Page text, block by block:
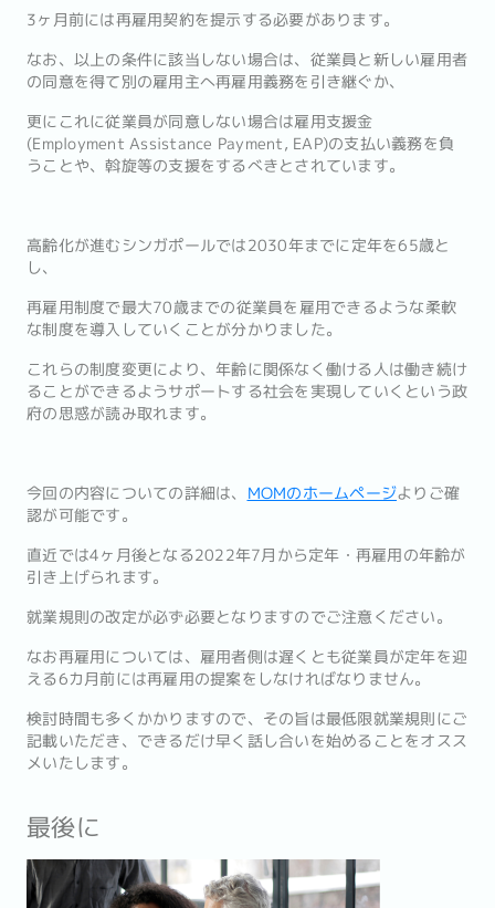
3ヶ月前には再雇用契約を提示する必要があります。
なお、以上の条件に該当しない場合は、従業員と新しい雇用者
の同意を得て別の雇用主へ再雇用義務を引き継ぐか、
更にこれに従業員が同意しない場合は雇用支援金
(Employment Assistance Payment, EAP)の支払い義務を負
うことや、斡旋等の支援をするべきとされています。
高齢化が進むシンガポールでは2030年までに定年を65歳と
し、
再雇用制度で最大70歳までの従業員を雇用できるような柔軟
な制度を導入していくことが分かりました。
これらの制度変更により、年齢に関係なく働ける人は働き続け
ることができるようサポートする社会を実現していくという政
府の思惑が読み取れます。
今回の内容についての詳細は、 MOMのホームページよりご確
認が可能です。
直近では4ヶ月後となる2022年7月から定年・再雇用の年齢が
引き上げられます。
就業規則の改定が必ず必要となりますのでご注意ください。
なお再雇用については、雇用者側は遅くとも従業員が定年を迎
える6カ月前には再雇用の提案をしなければなりません。
検討時間も多くかかりますので、その旨は最低限就業規則にご
記載いただき、できるだけ早く話し合いを始めることをオスス
メいたします。
最後に